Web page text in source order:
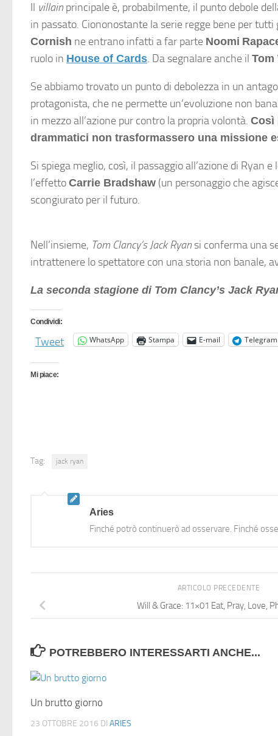
Il villain principale è, probabilmente, il punto debole
in passato. Ciononostante la serie regge bene per
Cornish ne entrano infatti a far parte Noomi
ruolo in House of Cards. Da segnalare anche il Tom
Se abbiamo trovato un punto di debolezza in un
protagonista, che ne permette un’evoluzione non
in mezzo all’azione pur contro la propria volontà. Così
drammatici non trasformassero una missione
Si spiega meglio, così, il passaggio all’azione di
l’effetto Carrie Bradshaw (un personaggio che
scongiurato per il futuro.
Nell’insieme, Tom Clancy’s Jack Ryan si conferma una
intrattenere lo spettatore con una storia non banale,
La seconda stagione di Tom Clancy’s Jack
Condividi:
Tweet WhatsApp Stampa E-mail Telegram
Mi piace:
Tag: jack ryan
Aries
Finché potrò continuerò ad osservare. Finché
ARTICOLO PRECEDENTE
Will & Grace: 11×01 Eat, Pray, Love,
POTREBBERO INTERESSARTI ANCHE...
Un brutto giorno
23 OTTOBRE 2016 DI ARIES